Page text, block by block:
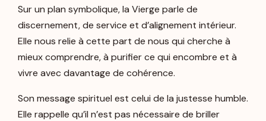
Sur un plan symbolique, la Vierge parle de
discernement, de service et d’alignement intérieur.
Elle nous relie à cette part de nous qui cherche à
mieux comprendre, à purifier ce qui encombre et à
vivre avec davantage de cohérence.
Son message spirituel est celui de la justesse humble.
Elle rappelle qu’il n’est pas nécessaire de briller